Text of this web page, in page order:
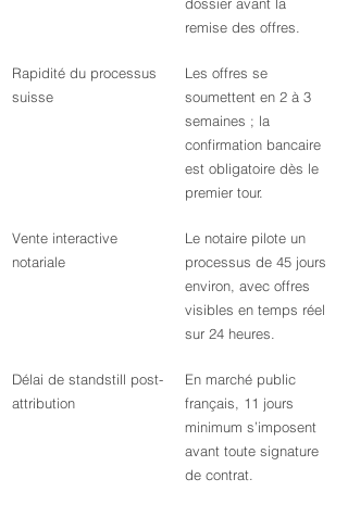
remise des offres.
Rapidité du processus
suisse
Les offres se
soumettent en 2 à 3
semaines ; la
confirmation bancaire
est obligatoire dès le
premier tour.
Vente interactive
notariale
Le notaire pilote un
processus de 45 jours
environ, avec offres
visibles en temps réel
sur 24 heures.
Délai de standstill post-
attribution
En marché public
français, 11 jours
minimum s’imposent
avant toute signature
de contrat.